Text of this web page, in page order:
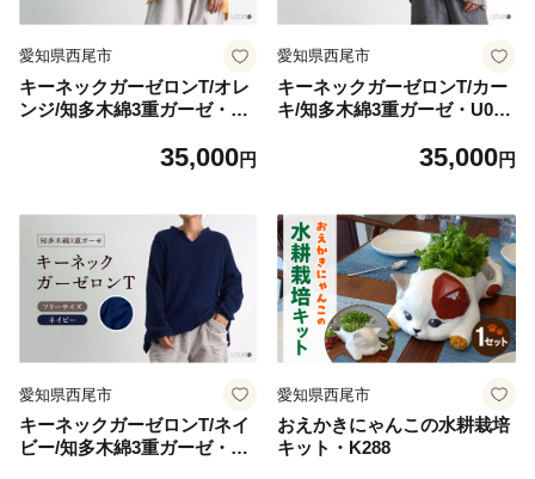
愛知県西尾市
キーネックガーゼロンT/オレ
ンジ/知多木綿3重ガーゼ・U0
35,000円
愛知県西尾市
キーネックガーゼロンT/カー
キ/知多木綿3重ガーゼ・U043
35,000円
愛知県西尾市
キーネックガーゼロンT/ネイ
ビー/知多木綿3重ガーゼ・U0
愛知県西尾市
おえかきにゃんこの水耕栽培
キット・K288